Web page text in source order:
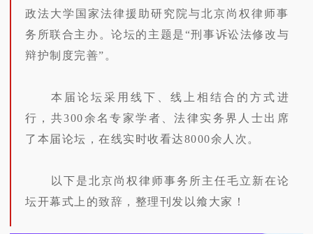
政法大学国家法律援助研究院与北京尚权律师事
务所联合主办。论坛的主题是“刑事诉讼法修改与
辩护制度完善”。
本届论坛采用线下、线上相结合的方式进
行，共300余名专家学者、法律实务界人士出席
了本届论坛，在线实时收看达8000余人次。
以下是北京尚权律师事务所主任毛立新在论
坛开幕式上的致辞，整理刊发以飨大家！